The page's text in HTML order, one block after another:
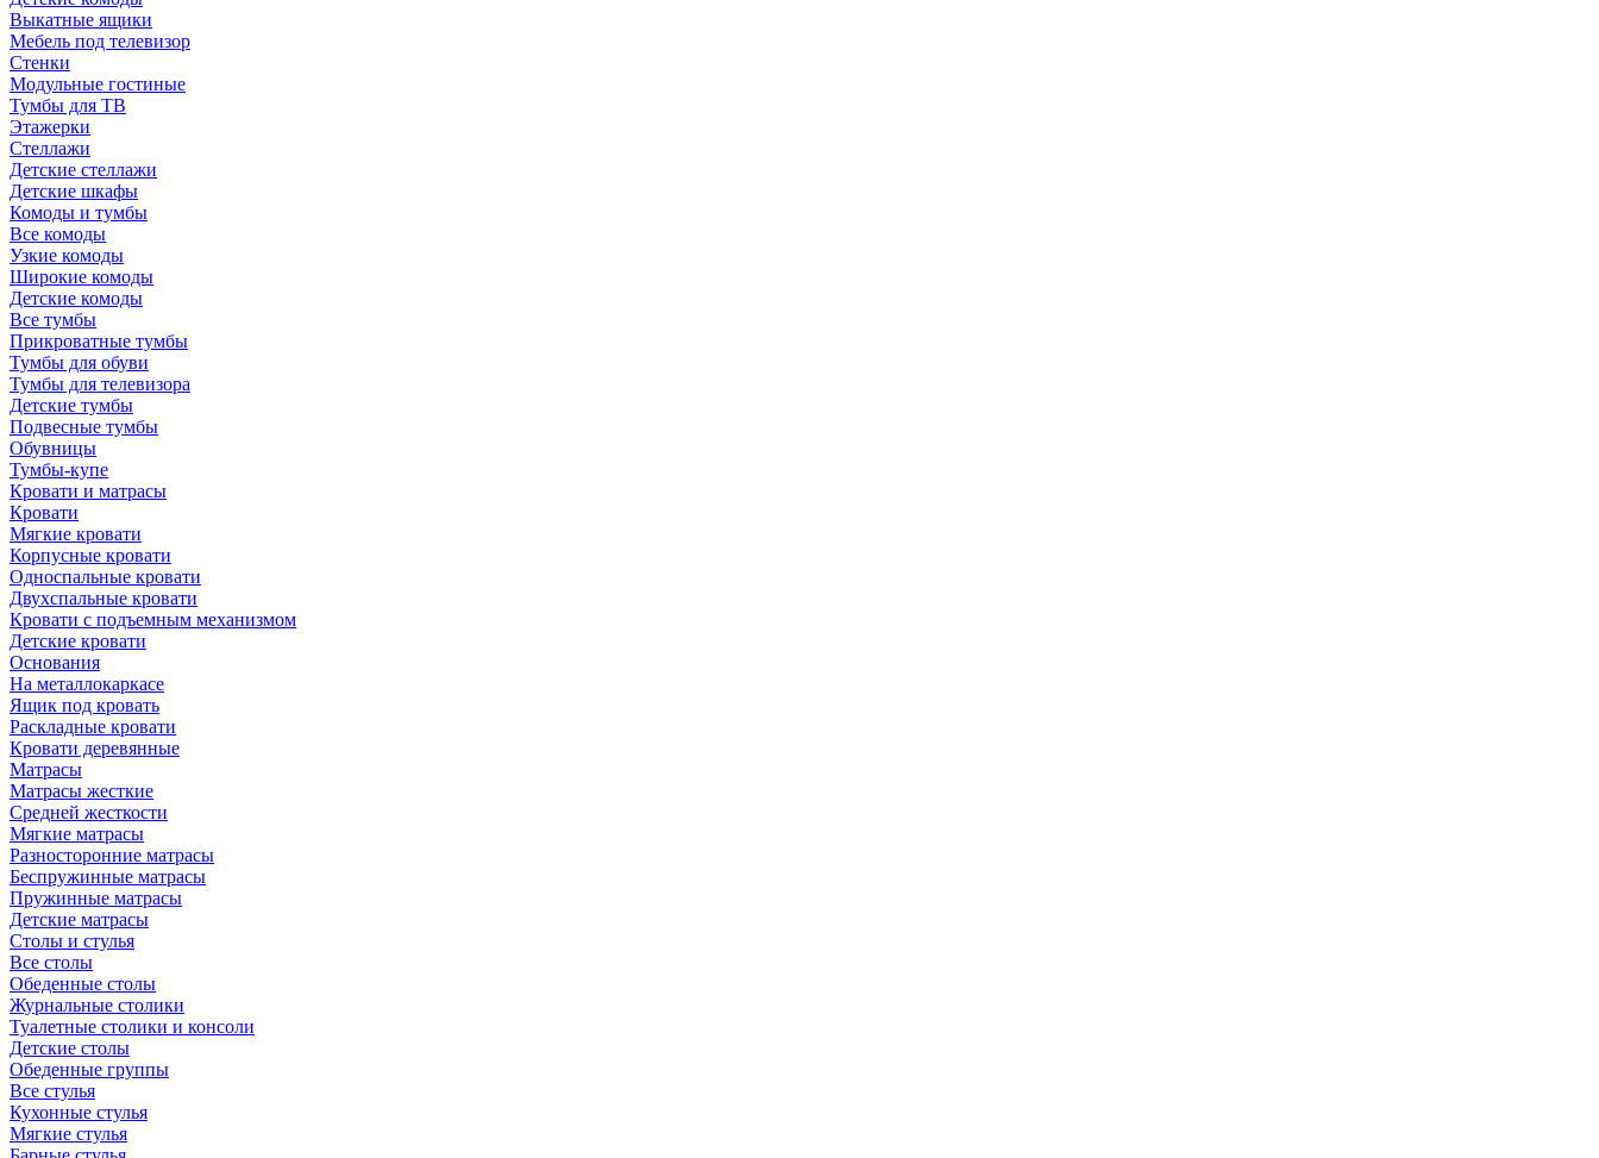
Выкатные ящики
Мебель под телевизор
Стенки
Модульные гостиные
Тумбы для ТВ
Этажерки
Стеллажи
Детские стеллажи
Детские шкафы
Комоды и тумбы
Все комоды
Узкие комоды
Широкие комоды
Детские комоды
Все тумбы
Прикроватные тумбы
Тумбы для обуви
Тумбы для телевизора
Детские тумбы
Подвесные тумбы
Обувницы
Тумбы-купе
Кровати и матрасы
Кровати
Мягкие кровати
Корпусные кровати
Односпальные кровати
Двухспальные кровати
Кровати с подъемным механизмом
Детские кровати
Основания
На металлокаркасе
Ящик под кровать
Раскладные кровати
Кровати деревянные
Матрасы
Матрасы жесткие
Средней жесткости
Мягкие матрасы
Разносторонние матрасы
Беспружинные матрасы
Пружинные матрасы
Детские матрасы
Столы и стулья
Все столы
Обеденные столы
Журнальные столики
Туалетные столики и консоли
Детские столы
Обеденные группы
Все стулья
Кухонные стулья
Мягкие стулья